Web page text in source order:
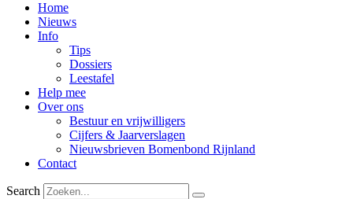
Home
Nieuws
Info
Tips
Dossiers
Leestafel
Help mee
Over ons
Bestuur en vrijwilligers
Cijfers & Jaarverslagen
Nieuwsbrieven Bomenbond Rijnland
Contact
Search